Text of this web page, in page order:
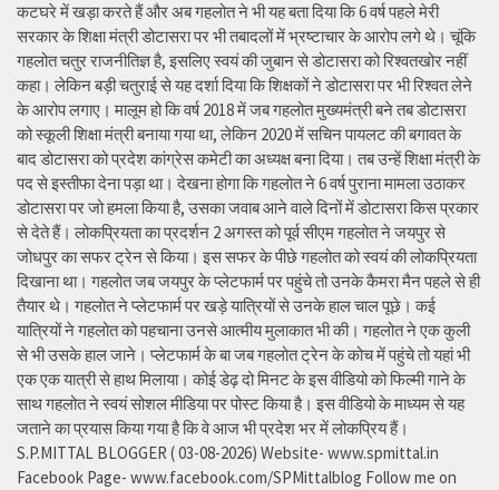
कटघरे में खड़ा करते हैं और अब गहलोत ने भी यह बता दिया कि 6 वर्ष पहले मेरी
सरकार के शिक्षा मंत्री डोटासरा पर भी तबादलों में भ्रष्टाचार के आरोप लगे थे। चूंकि
गहलोत चतुर राजनीतिज्ञ है, इसलिए स्वयं की जुबान से डोटासरा को रिश्वतखोर नहीं
कहा। लेकिन बड़ी चतुराई से यह दर्शा दिया कि शिक्षकों ने डोटासरा पर भी रिश्वत लेने
के आरोप लगाए। मालूम हो कि वर्ष 2018 में जब गहलोत मुख्यमंत्री बने तब डोटासरा
को स्कूली शिक्षा मंत्री बनाया गया था, लेकिन 2020 में सचिन पायलट की बगावत के
बाद डोटासरा को प्रदेश कांग्रेस कमेटी का अध्यक्ष बना दिया। तब उन्हें शिक्षा मंत्री के
पद से इस्तीफा देना पड़ा था। देखना होगा कि गहलोत ने 6 वर्ष पुराना मामला उठाकर
डोटासरा पर जो हमला किया है, उसका जवाब आने वाले दिनों में डोटासरा किस प्रकार
से देते हैं। लोकप्रियता का प्रदर्शन 2 अगस्त को पूर्व सीएम गहलोत ने जयपुर से
जोधपुर का सफर ट्रेन से किया। इस सफर के पीछे गहलोत को स्वयं की लोकप्रियता
दिखाना था। गहलोत जब जयपुर के प्लेटफार्म पर पहुंचे तो उनके कैमरा मैन पहले से ही
तैयार थे। गहलोत ने प्लेटफार्म पर खड़े यात्रियों से उनके हाल चाल पूछे। कई
यात्रियों ने गहलोत को पहचाना उनसे आत्मीय मुलाकात भी की। गहलोत ने एक कुली
से भी उसके हाल जाने। प्लेटफार्म के बा जब गहलोत ट्रेन के कोच में पहुंचे तो यहां भी
एक एक यात्री से हाथ मिलाया। कोई डेढ़ दो मिनट के इस वीडियो को फिल्मी गाने के
साथ गहलोत ने स्वयं सोशल मीडिया पर पोस्ट किया है। इस वीडियो के माध्यम से यह
जताने का प्रयास किया गया है कि वे आज भी प्रदेश भर में लोकप्रिय हैं।
S.P.MITTAL BLOGGER ( 03-08-2026) Website- www.spmittal.in
Facebook Page- www.facebook.com/SPMittalblog Follow me on